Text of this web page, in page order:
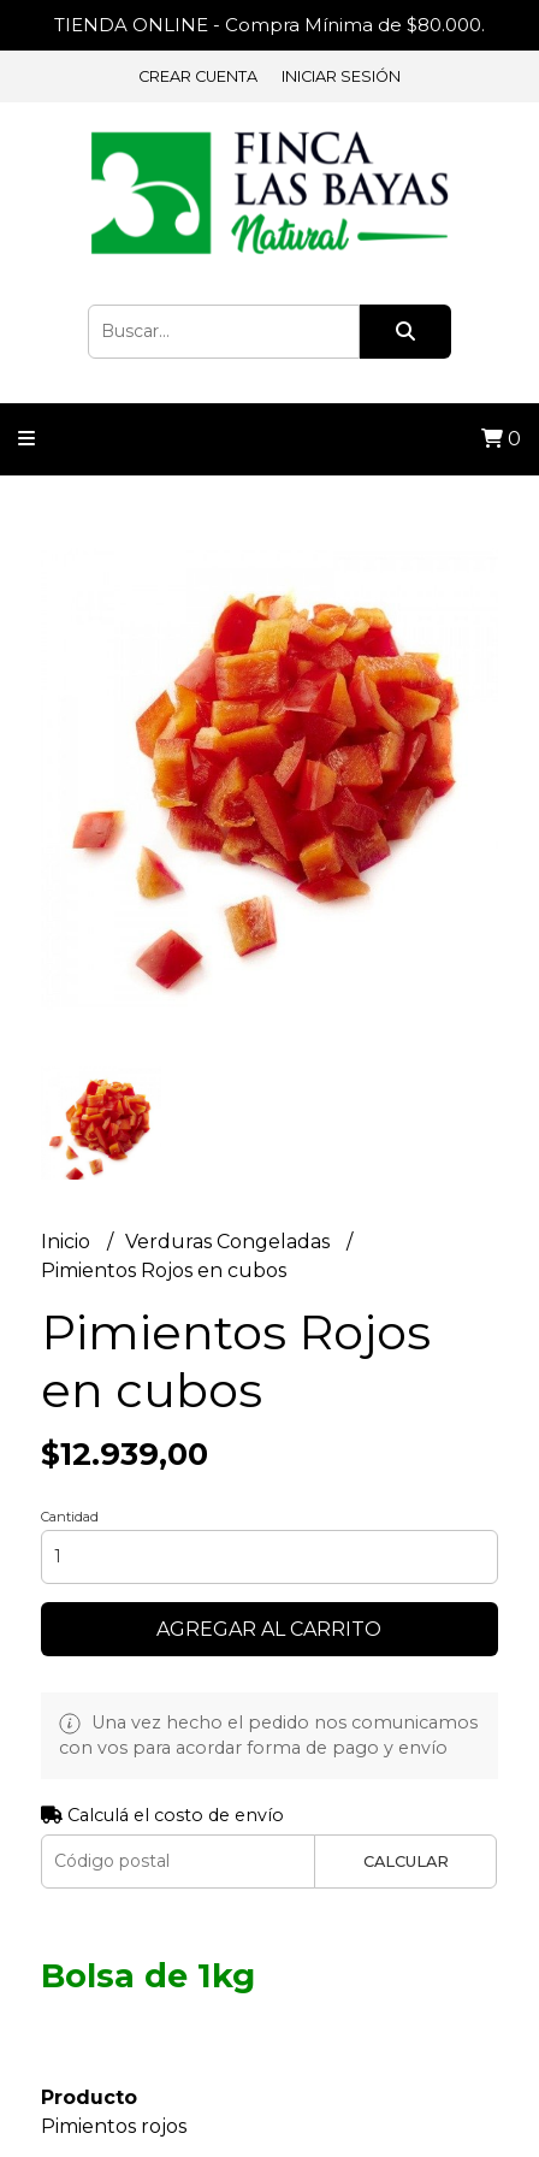
TIENDA ONLINE - Compra Mínima de $80.000.
CREAR CUENTA INICIAR SESIÓN
0
Inicio
Verduras Congeladas
Pimientos Rojos en cubos
Pimientos Rojos
en cubos
$12.939,00
Cantidad
AGREGAR AL CARRITO
Una vez hecho el pedido nos comunicamos
con vos para acordar forma de pago y envío
Calculá el costo de envío
CALCULAR
Bolsa de 1kg
Producto
Pimientos rojos